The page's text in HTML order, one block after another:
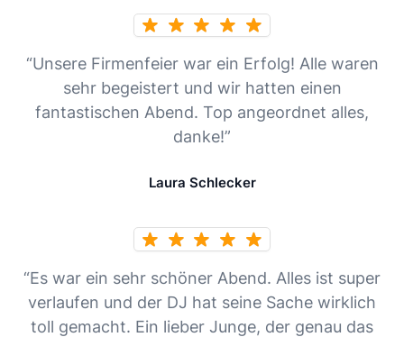
“Unsere Firmenfeier war ein Erfolg! Alle waren
sehr begeistert und wir hatten einen
fantastischen Abend. Top angeordnet alles,
danke!”
Laura Schlecker
“Es war ein sehr schöner Abend. Alles ist super
verlaufen und der DJ hat seine Sache wirklich
toll gemacht. Ein lieber Junge, der genau das